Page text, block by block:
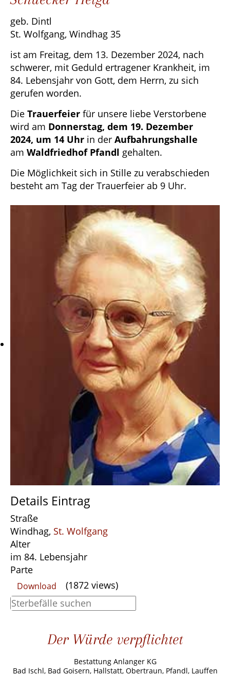
geb. Dintl
St. Wolfgang, Windhag 35
ist am Freitag, dem 13. Dezember 2024, nach
schwerer, mit Geduld ertragener Krankheit, im
84. Lebensjahr von Gott, dem Herrn, zu sich
gerufen worden.
Die Trauerfeier für unsere liebe Verstorbene
wird am Donnerstag, dem 19. Dezember
2024, um 14 Uhr in der Aufbahrungshalle
am Waldfriedhof Pfandl gehalten.
Die Möglichkeit sich in Stille zu verabschieden
besteht am Tag der Trauerfeier ab 9 Uhr.
Details Eintrag
Straße
Windhag, St. Wolfgang
Alter
im 84. Lebensjahr
Parte
Download (1872 views)
Der Würde verpflichtet
Bestattung Anlanger KG
Bad Ischl, Bad Goisern, Hallstatt, Obertraun, Pfandl, Lauffen